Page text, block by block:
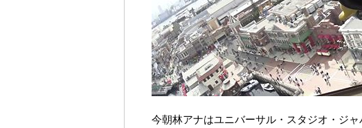
今朝林アナはユニバーサル・スタジオ・ジャ